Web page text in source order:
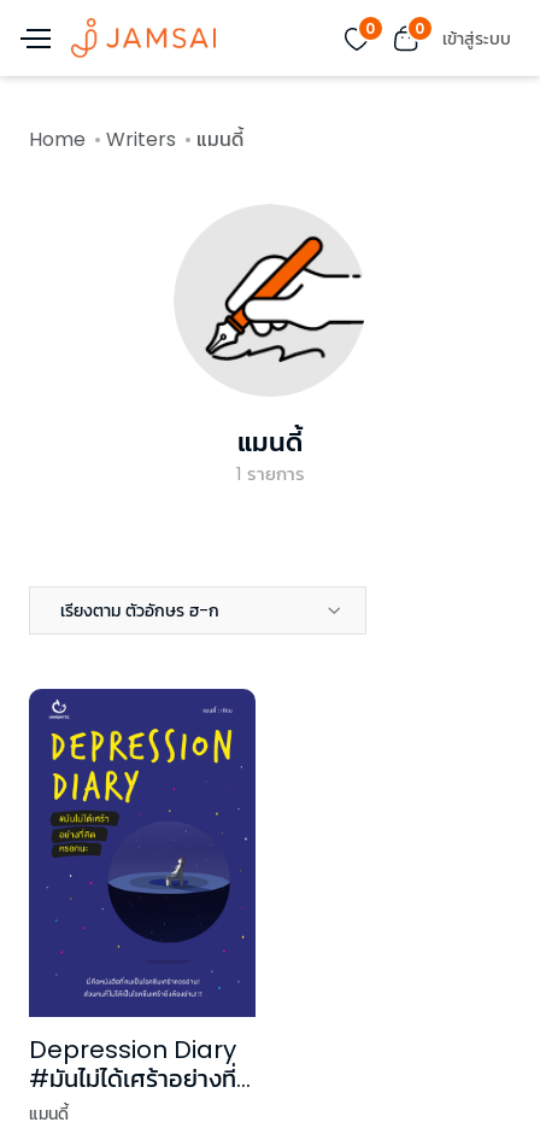
0 0 เข้าสู่ระบบ
Home Writers แมนดี้
แมนดี้
1 รายการ
เรียงตาม ตัวอักษร ฮ-ก
Depression Diary
#มันไม่ได้เศร้าอย่างที่
คิดหรอกนะ
แมนดี้